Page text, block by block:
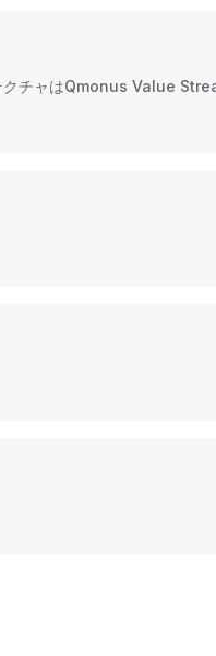
チャはQmonus Value